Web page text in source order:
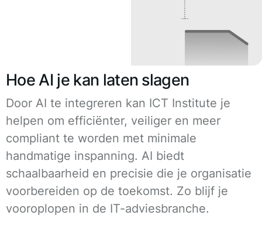
Hoe AI je kan laten slagen
Door AI te integreren kan ICT Institute je
helpen om efficiënter, veiliger en meer
compliant te worden met minimale
handmatige inspanning. AI biedt
schaalbaarheid en precisie die je organisatie
voorbereiden op de toekomst. Zo blijf je
vooroplopen in de IT-adviesbranche.